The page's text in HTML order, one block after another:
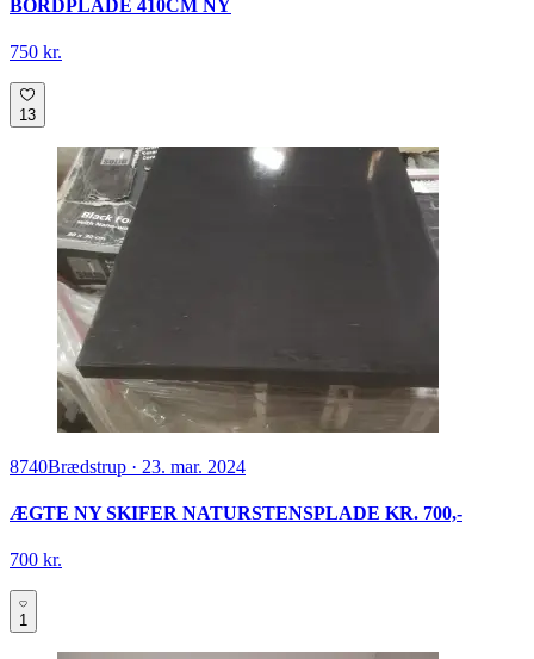
BORDPLADE 410CM NY
750 kr.
13
8740Brædstrup · 23. mar. 2024
ÆGTE NY SKIFER NATURSTENSPLADE KR. 700,-
700 kr.
1